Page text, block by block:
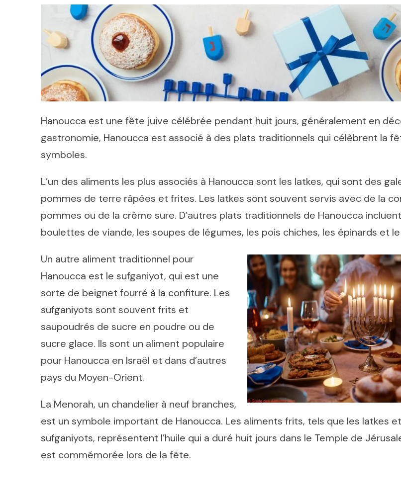
Hanoucca est une fête juive célébrée pendant huit jours, généralement en
gastronomie, Hanoucca est associé à des plats traditionnels qui célèbrent la
symboles.
L’un des aliments les plus associés à Hanoucca sont les latkes, qui sont des
pommes de terre râpées et frites. Les latkes sont souvent servis avec de la
pommes ou de la crème sure. D’autres plats traditionnels de Hanoucca
boulettes de viande, les soupes de légumes, les pois chiches, les épinards et
Un autre aliment traditionnel pour
Hanoucca est le sufganiyot, qui est une
sorte de beignet fourré à la confiture. Les
sufganiyots sont souvent frits et
saupoudrés de sucre en poudre ou de
sucre glace. Ils sont un aliment populaire
pour Hanoucca en Israël et dans d’autres
pays du Moyen-Orient.
La Menorah, un chandelier à neuf branches,
est un symbole important de Hanoucca. Les aliments frits, tels que les latkes
sufganiyots, représentent l’huile qui a duré huit jours dans le Temple de
est commémorée lors de la fête.